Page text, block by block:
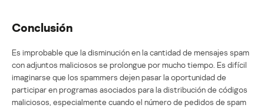
Conclusión
Es improbable que la disminución en la cantidad de mensajes spam
con adjuntos maliciosos se prolongue por mucho tiempo. Es difícil
imaginarse que los spammers dejen pasar la oportunidad de
participar en programas asociados para la distribución de códigos
maliciosos, especialmente cuando el número de pedidos de spam